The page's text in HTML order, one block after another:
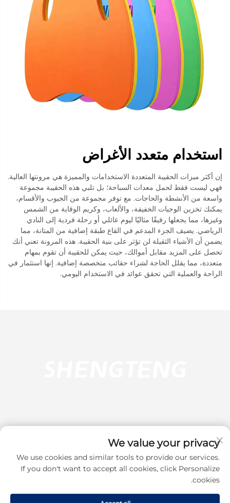
استخدام متعدد الأغراض
إن أكثر ميزات الحقيبة المتعددة الاستخدامات والمميزة هي مرونتها العالية.
فهي ليست فقط لحمل معدات السباحة؛ بل تلبي هذه الحقيبة مجموعة
واسعة من الأنشطة والحاجات. مع توفر مجموعة من الجيوب والأقسام،
يمكنك تخزين الوجبات الخفيفة، والألعاب، وكريم الوقاية من الشمس
وغيرها، مما يجعلها رفيقًا مثاليًا ليوم عائلي أو رحلة فردية إلى النادي
الرياضي. يضيف الجزء المدعم في القاع طبقة إضافية من المتانة، مما
يضمن أن الأشياء الثقيلة لن تؤثر على بنية الحقيبة. هذه المرونة تعني أنك
تحصل على المزيد مقابل أموالك، حيث يمكن للحقيبة أن تقوم بمهام
متعددة، مما يقلل الحاجة لشراء حقائب متخصصة إضافية. إنها استثمار في
الراحة والعملية التي تحقق عوائد في الاستخدام اليومي.
اشترك
We value your privacy
We use cookies and similar tools to provide our services.
If you don't want to accept all cookies, click Personalize
cookies.